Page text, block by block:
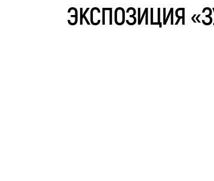
ЭКСПОЗИЦИЯ